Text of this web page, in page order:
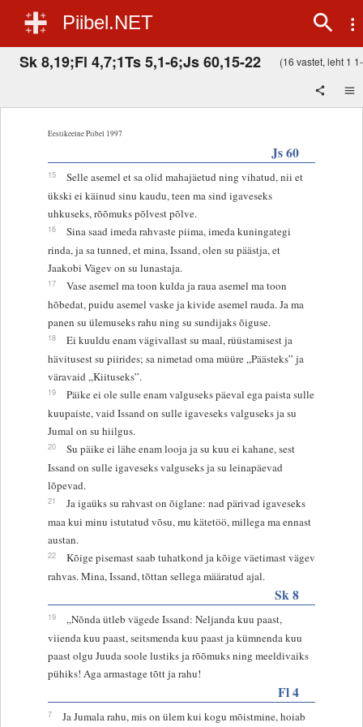
Piibel.NET
Sk 8,19;Fl 4,7;1Ts 5,1-6;Js 60,15-22 (16 vastet, leht 1
Eestikeelne Piibel 1997
Js 60
15
Selle asemel et sa olid mahajäetud ning vihatud, nii et
ükski ei käinud sinu kaudu, teen ma sind igaveseks
uhkuseks, rõõmuks põlvest põlve.
16
Sina saad imeda rahvaste piima, imeda kuningategi
rinda, ja sa tunned, et mina, Issand, olen su päästja, et
Jaakobi Vägev on su lunastaja.
17
Vase asemel ma toon kulda ja raua asemel ma toon
hõbedat, puidu asemel vaske ja kivide asemel rauda. Ja ma
panen su ülemuseks rahu ning su sundijaks õiguse.
18
Ei kuuldu enam vägivallast su maal, rüüstamisest ja
hävitusest su piirides; sa nimetad oma müüre „Päästeks” ja
väravaid „Kiituseks”.
19
Päike ei ole sulle enam valguseks päeval ega paista sulle
kuupaiste, vaid Issand on sulle igaveseks valguseks ja su
Jumal on su hiilgus.
20
Su päike ei lähe enam looja ja su kuu ei kahane, sest
Issand on sulle igaveseks valguseks ja su leinapäevad
lõpevad.
21
Ja igaüks su rahvast on õiglane: nad pärivad igaveseks
maa kui minu istutatud võsu, mu kätetöö, millega ma ennast
austan.
22
Kõige pisemast saab tuhatkond ja kõige väetimast vägev
rahvas. Mina, Issand, tõttan sellega määratud ajal.
Sk 8
19
„Nõnda ütleb vägede Issand: Neljanda kuu paast,
viienda kuu paast, seitsmenda kuu paast ja kümnenda kuu
paast olgu Juuda soole lustiks ja rõõmuks ning meeldivaiks
pühiks! Aga armastage tõtt ja rahu!
Fl 4
7 Ja Jumala rahu, mis on ülem kui kogu mõistmine, hoiab